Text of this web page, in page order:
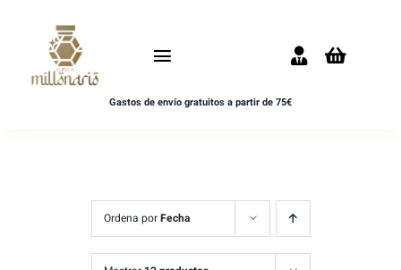
contenido
Toggle
Navigation
Gastos de envío gratuitos a partir de 75€
Ordena porFecha